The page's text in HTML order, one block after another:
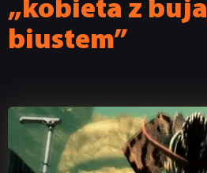
„kobieta z
biustem”